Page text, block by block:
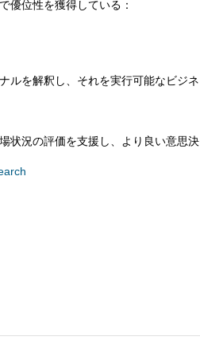
優位性を獲得している：
ルを解釈し、それを実行可能なビジネ
状況の評価を支援し、より良い意思決